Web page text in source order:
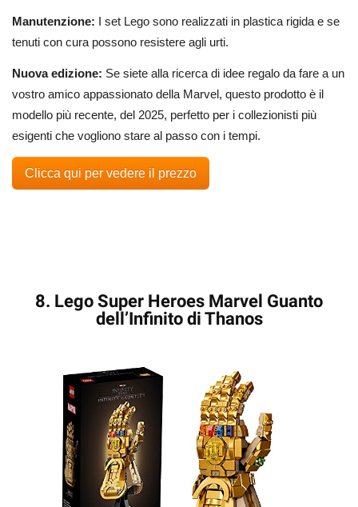
Manutenzione: I set Lego sono realizzati in plastica rigida e se
tenuti con cura possono resistere agli urti.
Nuova edizione: Se siete alla ricerca di idee regalo da fare a un
vostro amico appassionato della Marvel, questo prodotto è il
modello più recente, del 2025, perfetto per i collezionisti più
esigenti che vogliono stare al passo con i tempi.
Clicca qui per vedere il prezzo
8. Lego Super Heroes Marvel Guanto
dell’Infinito di Thanos